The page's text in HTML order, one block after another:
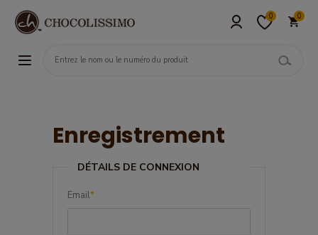
0 0
Enregistrement
DÉTAILS DE CONNEXION
Email*